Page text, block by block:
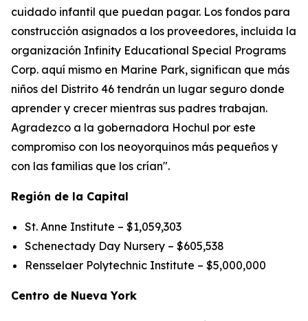
cuidado infantil que puedan pagar. Los fondos para
construcción asignados a los proveedores, incluida la
organización Infinity Educational Special Programs
Corp. aquí mismo en Marine Park, significan que más
niños del Distrito 46 tendrán un lugar seguro donde
aprender y crecer mientras sus padres trabajan.
Agradezco a la gobernadora Hochul por este
compromiso con los neoyorquinos más pequeños y
con las familias que los crían".
Región de la Capital
St. Anne Institute – $1,059,303
Schenectady Day Nursery – $605,538
Rensselaer Polytechnic Institute – $5,000,000
Centro de Nueva York